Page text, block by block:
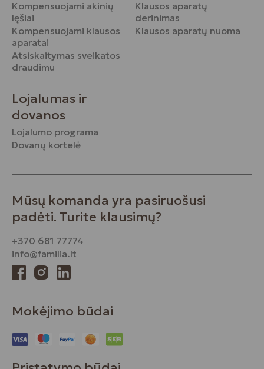
Kompensuojami akinių
lęšiai
Kompensuojami klausos
aparatai
Atsiskaitymas sveikatos
draudimu
Klausos aparatų
derinimas
Klausos aparatų nuoma
Lojalumas ir
dovanos
Lojalumo programa
Dovanų kortelė
Mūsų komanda yra pasiruošusi
padėti. Turite klausimų?
+370 681 77774
info@familia.lt
Mokėjimo būdai